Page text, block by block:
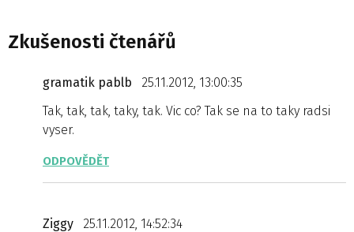
Zkušenosti čtenářů
gramatik pablb
25.11.2012, 13:00:35
Tak, tak, tak, taky, tak. Vic co? Tak se na to taky radsi
vyser.
ODPOVĚDĚT
Ziggy
25.11.2012, 14:52:34